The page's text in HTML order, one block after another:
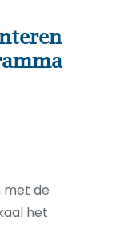
met de
het